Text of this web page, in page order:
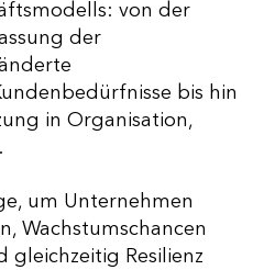
von der
der
bis hin
in Organisation,
um Unternehmen
Wachstumschancen
gleichzeitig Resilienz